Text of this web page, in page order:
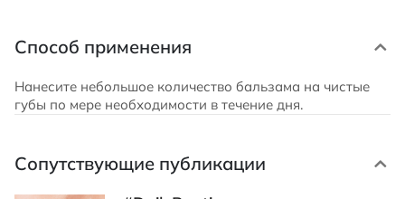
Способ применения
Нанесите небольшое количество бальзама на чистые
губы по мере необходимости в течение дня.
Сопутствующие публикации